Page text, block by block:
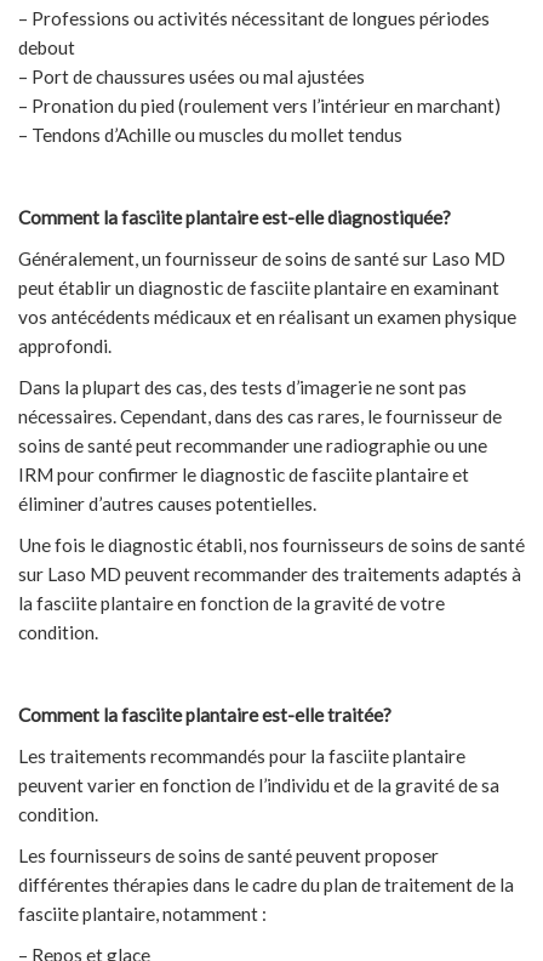
– Professions ou activités nécessitant de longues périodes
debout
– Port de chaussures usées ou mal ajustées
– Pronation du pied (roulement vers l’intérieur en marchant)
– Tendons d’Achille ou muscles du mollet tendus
Comment la fasciite plantaire est-elle diagnostiquée?
Généralement, un fournisseur de soins de santé sur Laso MD
peut établir un diagnostic de fasciite plantaire en examinant
vos antécédents médicaux et en réalisant un examen physique
approfondi.
Dans la plupart des cas, des tests d’imagerie ne sont pas
nécessaires. Cependant, dans des cas rares, le fournisseur de
soins de santé peut recommander une radiographie ou une
IRM pour confirmer le diagnostic de fasciite plantaire et
éliminer d’autres causes potentielles.
Une fois le diagnostic établi, nos fournisseurs de soins de santé
sur Laso MD peuvent recommander des traitements adaptés à
la fasciite plantaire en fonction de la gravité de votre
condition.
Comment la fasciite plantaire est-elle traitée?
Les traitements recommandés pour la fasciite plantaire
peuvent varier en fonction de l’individu et de la gravité de sa
condition.
Les fournisseurs de soins de santé peuvent proposer
différentes thérapies dans le cadre du plan de traitement de la
fasciite plantaire, notamment :
– Repos et glace